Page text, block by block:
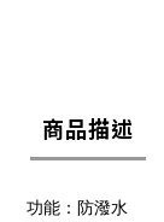
商品描述
功能：防潑水